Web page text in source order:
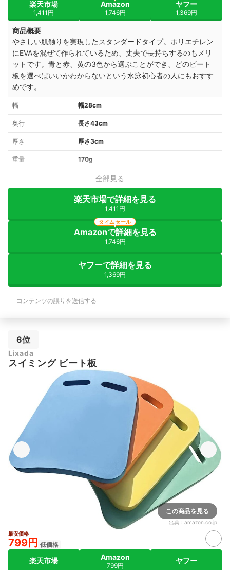
楽天市場
1,411円
Amazon
1,746円
ヤフー
1,369円
商品概要
やさしい肌触りを実現したスタンダードタイプ。ポリエチレン
にEVAを混ぜて作られているため、丈夫で長持ちするのもメリ
ットです。青と赤、黄の3色から選ぶことができ、どのビート
板を選べばいいかわからないという水泳初心者の人にもおすす
めです。
幅 幅28cm
奥行 長さ43cm
厚さ 厚さ3cm
重量 170g
全部見る
楽天市場で詳細を見る
1,411円
Amazonで詳細を見る
1,746円
タイムセール
ヤフーで詳細を見る
1,369円
コンテンツの誤りを送信する
6位
Lixada
スイミング ビート板
この商品を見る
出典： amazon.co.jp
最安価格
799円 低価格
楽天市場 Amazon
799円
ヤフー